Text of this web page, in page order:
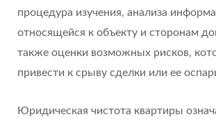
процедура изучения, анализа
относящейся к объекту и сторонам
также оценки возможных рисков,
привести к срыву сделки или ее
Юридическая чистота квартиры